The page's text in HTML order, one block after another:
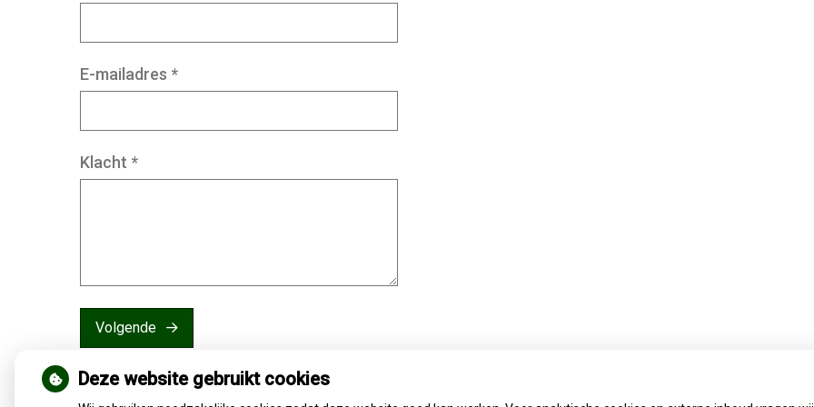
E-mailadres *
Klacht *
Volgende
Deze website gebruikt cookies